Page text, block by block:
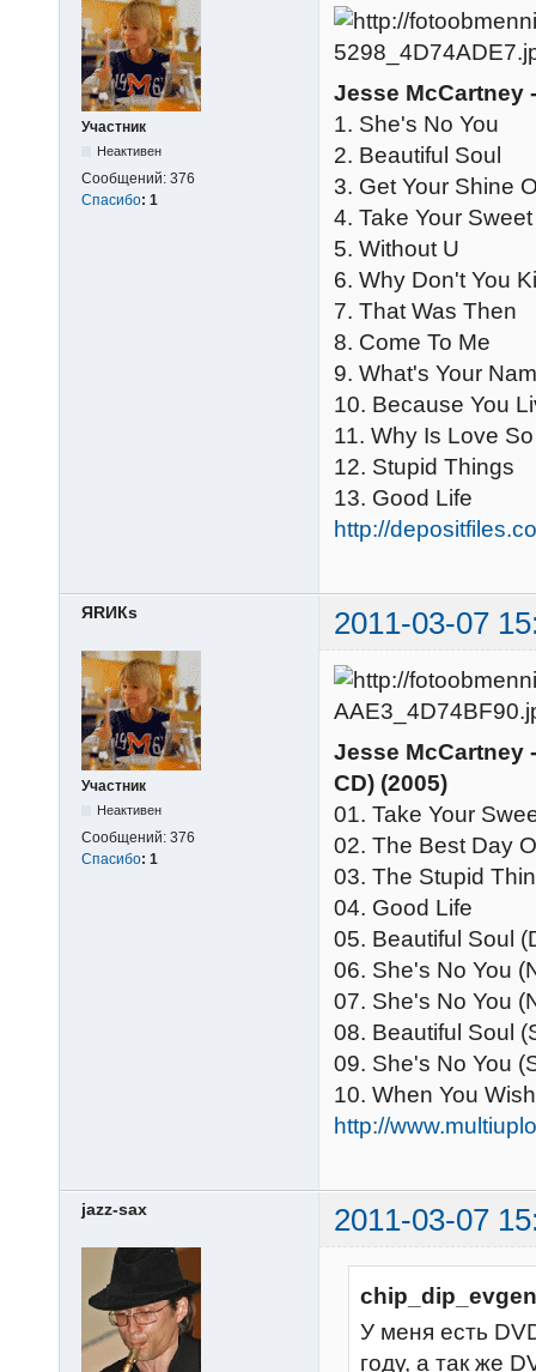
Участник
Неактивен
Сообщений: 376
Спасибо: 1
Jesse McCartney
1. She's No You
2. Beautiful Soul
3. Get Your Shine
4. Take Your
5. Without U
6. Why Don't You
7. That Was Then
8. Come To Me
9. What's Your
10. Because You
11. Why Is Love
12. Stupid Things
13. Good Life
http://
ЯRИКs 2011-03-07
Участник
Неактивен
Сообщений: 376
Спасибо: 1
Jesse McCartney
CD) (2005)
01. Take Your
02. The Best Day
03. The Stupid
04. Good Life
05. Beautiful Soul
06. She's No You
07. She's No You
08. Beautiful Soul
09. She's No You
10. When You
http://
jazz-sax 2011-03-07
У меня есть
году, а так же